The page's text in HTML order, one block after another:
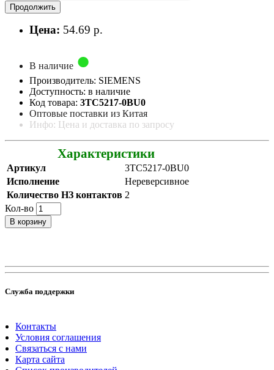
Продолжить
Цена: 54.69 р.
В наличие
Производитель: SIEMENS
Доступность: в наличие
Код товара: 3TC5217-0BU0
Оптовые поставки из Китая
Инфо: Цена и доставка по запросу
Характеристики
Артикул
3TC5217-0BU0
Исполнение
Нереверсивное
Количество НЗ контактов 2
Кол-во
В корзину
Служба поддержки
Контакты
Условия соглашения
Связаться с нами
Карта сайта